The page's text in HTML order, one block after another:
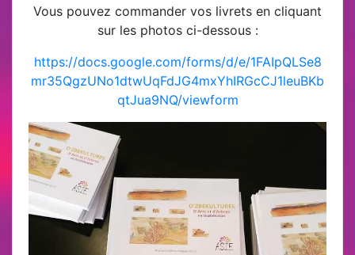
Vous pouvez commander vos livrets en cliquant
sur les photos ci-dessous :
https://docs.google.com/forms/d/e/1FAIpQLSe8
mr35QgzUNo1dtwUqFdJG4mxYhIRGcCJ1leuBKb
qtJua9NQ/viewform